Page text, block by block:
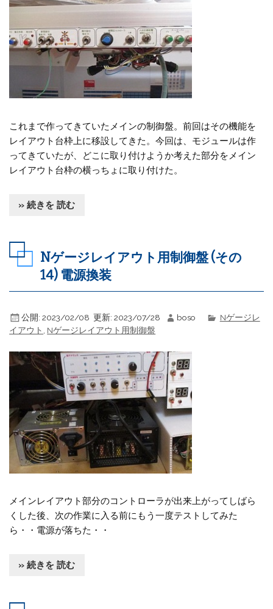
これまで作ってきていたメインの制御盤。前回はその機能を
レイアウト台枠上に移設してきた。今回は、モジュールは作
ってきていたが、どこに取り付けようか考えた部分をメイン
レイアウト台枠の横っちょに取り付けた。
» 続きを 読む
Nゲージレイアウト用制御盤 (その
14) 電源換装
公開: 2023/02/08 更新: 2023/07/28 boso
Nゲージレ
イアウト , Nゲージレイアウト用制御盤
メインレイアウト部分のコントローラが出来上がってしばら
くした後、次の作業に入る前にもう一度テストしてみた
ら・・電源が落ちた・・
» 続きを 読む